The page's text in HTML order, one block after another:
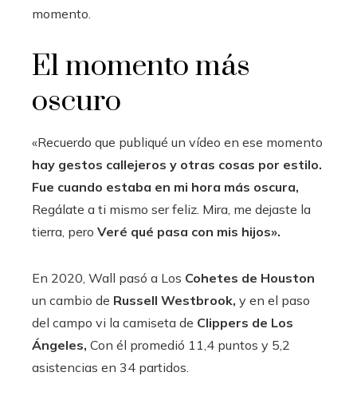
momento.
El momento más
oscuro
«Recuerdo que publiqué un vídeo en ese momento
hay gestos callejeros y otras cosas por estilo.
Fue cuando estaba en mi hora más oscura,
Regálate a ti mismo ser feliz. Mira, me dejaste la
tierra, pero Veré qué pasa con mis hijos».
En 2020, Wall pasó a Los Cohetes de Houston
un cambio de Russell Westbrook, y en el paso
del campo vi la camiseta de Clippers de Los
Ángeles, Con él promedió 11,4 puntos y 5,2
asistencias en 34 partidos.